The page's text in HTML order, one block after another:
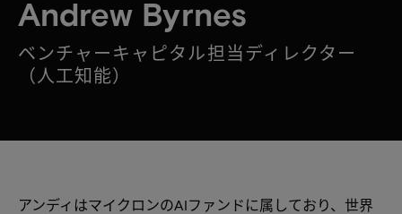
Andrew Byrnes
ベンチャーキャピタル担当ディレクター
（人工知能）
アンディはマイクロンのAIファンドに属しており、世界